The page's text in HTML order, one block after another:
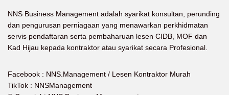
NNS Business Management adalah syarikat konsultan, perunding
dan pengurusan perniagaan yang menawarkan perkhidmatan
servis pendaftaran serta pembaharuan lesen CIDB, MOF dan
Kad Hijau kepada kontraktor atau syarikat secara Profesional.
Facebook : NNS.Management / Lesen Kontraktor Murah
TikTok : NNSManagement